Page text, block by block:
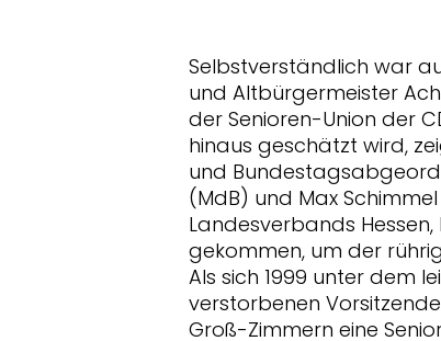
Selbstverständlich war
und Altbürgermeister
der Senioren-Union der
hinaus geschätzt wird,
und
(MdB) und Max
Landesverbands
gekommen, um der
Als sich 1999 unter dem
verstorbenen
Groß-Zimmern eine